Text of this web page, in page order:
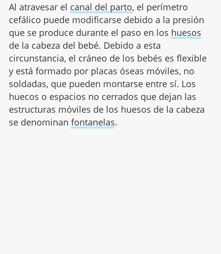
Al atravesar el canal del parto, el perímetro
cefálico puede modificarse debido a la presión
que se produce durante el paso en los huesos
de la cabeza del bebé. Debido a esta
circunstancia, el cráneo de los bebés es flexible
y está formado por placas óseas móviles, no
soldadas, que pueden montarse entre sí. Los
huecos o espacios no cerrados que dejan las
estructuras móviles de los huesos de la cabeza
se denominan fontanelas.